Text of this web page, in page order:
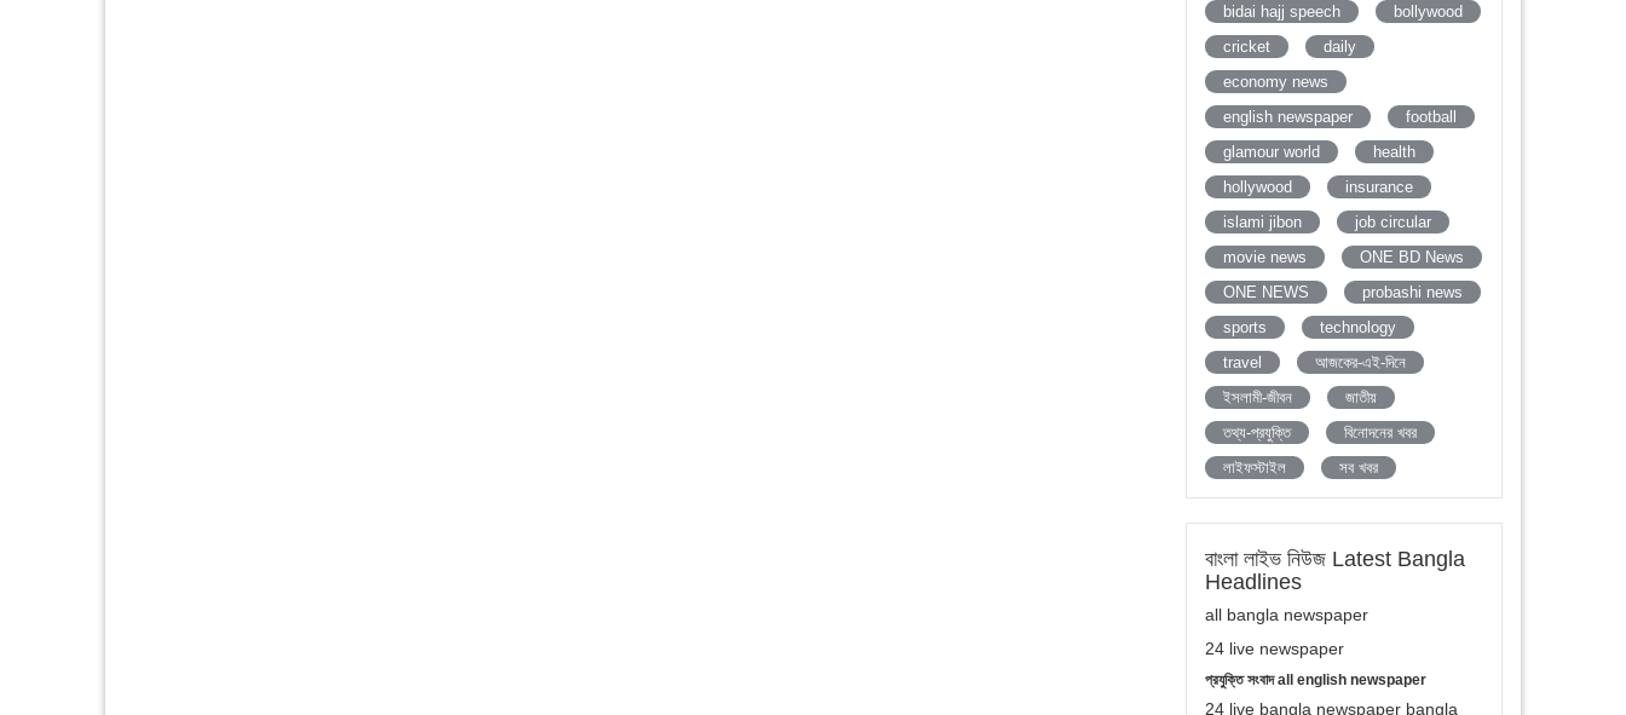
bidai hajj speech
bollywood
cricket
daily
economy news
english newspaper
football
glamour world
health
hollywood
insurance
islami jibon
job circular
movie news
ONE BD News
ONE NEWS
probashi news
sports
technology
travel
আজকের-এই-দিনে
ইসলামী-জীবন
জাতীয়
তথ্য-প্রযুক্তি
বিনোদনের খবর
লাইফস্টাইল
সব খবর
বাংলা লাইভ নিউজ Latest Bangla
Headlines
all bangla newspaper
24 live newspaper
প্রযুক্তি সংবাদ all english newspaper
24 live bangla newspaper bangla